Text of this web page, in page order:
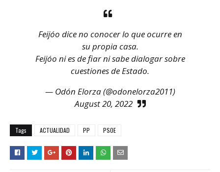
Feijóo dice no conocer lo que ocurre en
su propia casa.
Feijóo ni es de fiar ni sabe dialogar sobre
cuestiones de Estado.
— Odón Elorza (@odonelorza2011)
August 20, 2022
Tags ACTUALIDAD PP PSOE